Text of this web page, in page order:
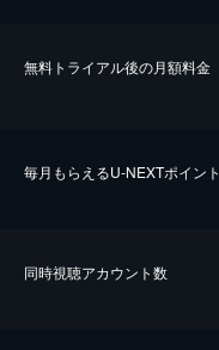
無料トライアル後の⽉額料金
毎⽉もらえるU-NEXTポイント
同時視聴アカウント数